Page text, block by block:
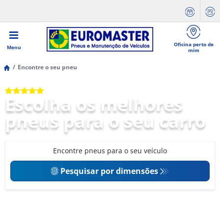
Menu
Oficina perto de
mim
Encontre o seu pneu
Escolha os melhores
pneus para o seu carro
Encontre pneus para o seu veículo
Pesquisar por dimensões